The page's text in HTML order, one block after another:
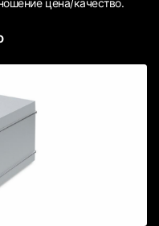
цена/качество.